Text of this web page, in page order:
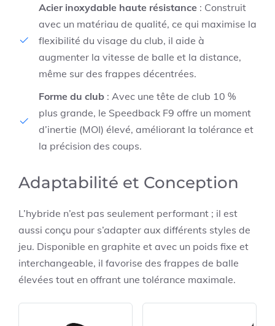
Acier inoxydable haute résistance : Construit
avec un matériau de qualité, ce qui maximise la
flexibilité du visage du club, il aide à
augmenter la vitesse de balle et la distance,
même sur des frappes décentrées.
Forme du club : Avec une tête de club 10 %
plus grande, le Speedback F9 offre un moment
d’inertie (MOI) élevé, améliorant la tolérance et
la précision des coups.
Adaptabilité et Conception
L’hybride n’est pas seulement performant ; il est
aussi conçu pour s’adapter aux différents styles de
jeu. Disponible en graphite et avec un poids fixe et
interchangeable, il favorise des frappes de balle
élevées tout en offrant une tolérance maximale.